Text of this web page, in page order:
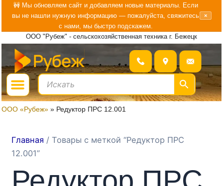
Перейти
содержимому
🚧 Мы обновляем сайт и добавляем новые материалы. Если
вы не нашли нужную информацию — пожалуйста, свяжитесь
с нами, мы быстро подскажем.
×
ООО "Рубеж" - сельскохозяйственная техника г. Бежецк
Menu
ООО «Рубеж» » Редуктор ПРС 12.001
Главная / Товары с меткой “Редуктор ПРС
12.001”